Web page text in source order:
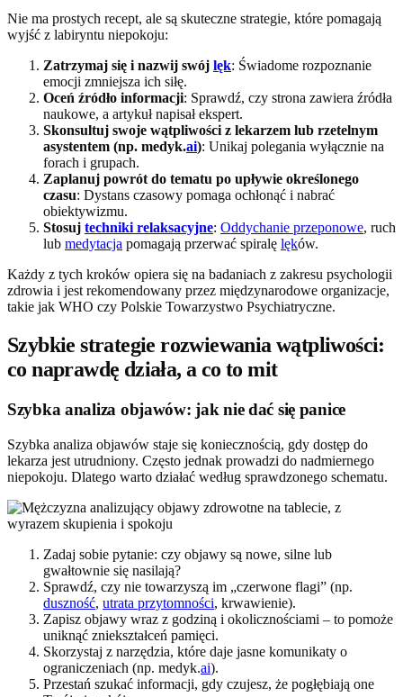
Nie ma prostych recept, ale są skuteczne strategie, które pomagają
wyjść z labiryntu niepokoju:
Zatrzymaj się i nazwij swój lęk: Świadome rozpoznanie
emocji zmniejsza ich siłę.
Oceń źródło informacji: Sprawdź, czy strona zawiera źródła
naukowe, a artykuł napisał ekspert.
Skonsultuj swoje wątpliwości z lekarzem lub rzetelnym
asystentem (np. medyk.ai): Unikaj polegania wyłącznie na
forach i grupach.
Zaplanuj powrót do tematu po upływie określonego
czasu: Dystans czasowy pomaga ochłonąć i nabrać
obiektywizmu.
Stosuj techniki relaksacyjne: Oddychanie przeponowe, ruch
lub medytacja pomagają przerwać spiralę lęków.
Każdy z tych kroków opiera się na badaniach z zakresu psychologii
zdrowia i jest rekomendowany przez międzynarodowe organizacje,
takie jak WHO czy Polskie Towarzystwo Psychiatryczne.
Szybkie strategie rozwiewania wątpliwości:
co naprawdę działa, a co to mit
Szybka analiza objawów: jak nie dać się panice
Szybka analiza objawów staje się koniecznością, gdy dostęp do
lekarza jest utrudniony. Często jednak prowadzi do nadmiernego
niepokoju. Dlatego warto działać według sprawdzonego schematu.
Zadaj sobie pytanie: czy objawy są nowe, silne lub
gwałtownie się nasilają?
Sprawdź, czy nie towarzyszą im „czerwone flagi” (np.
duszność, utrata przytomności, krwawienie).
Zapisz objawy wraz z godziną i okolicznościami – to pomoże
uniknąć zniekształceń pamięci.
Skorzystaj z narzędzia, które daje jasne komunikaty o
ograniczeniach (np. medyk.ai).
Przestań szukać informacji, gdy czujesz, że pogłębiają one